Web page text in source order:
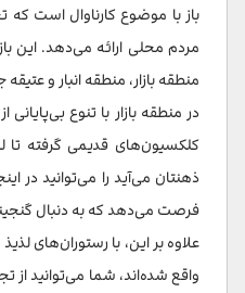
باز با موضوع کارناوال است که
مردم محلی ارائه می‌دهد. این
منطقه بازار، منطقه انبار و عتیقه
در منطقه بازار با تنوع
کلکسیون‌های قدیمی گرفته
ذهنتان می‌آید را می‌توانید در
فرصت می‌دهد که به دنبال
علاوه بر این، با رستوران‌های
واقع شده‌اند، شما می‌توانید از